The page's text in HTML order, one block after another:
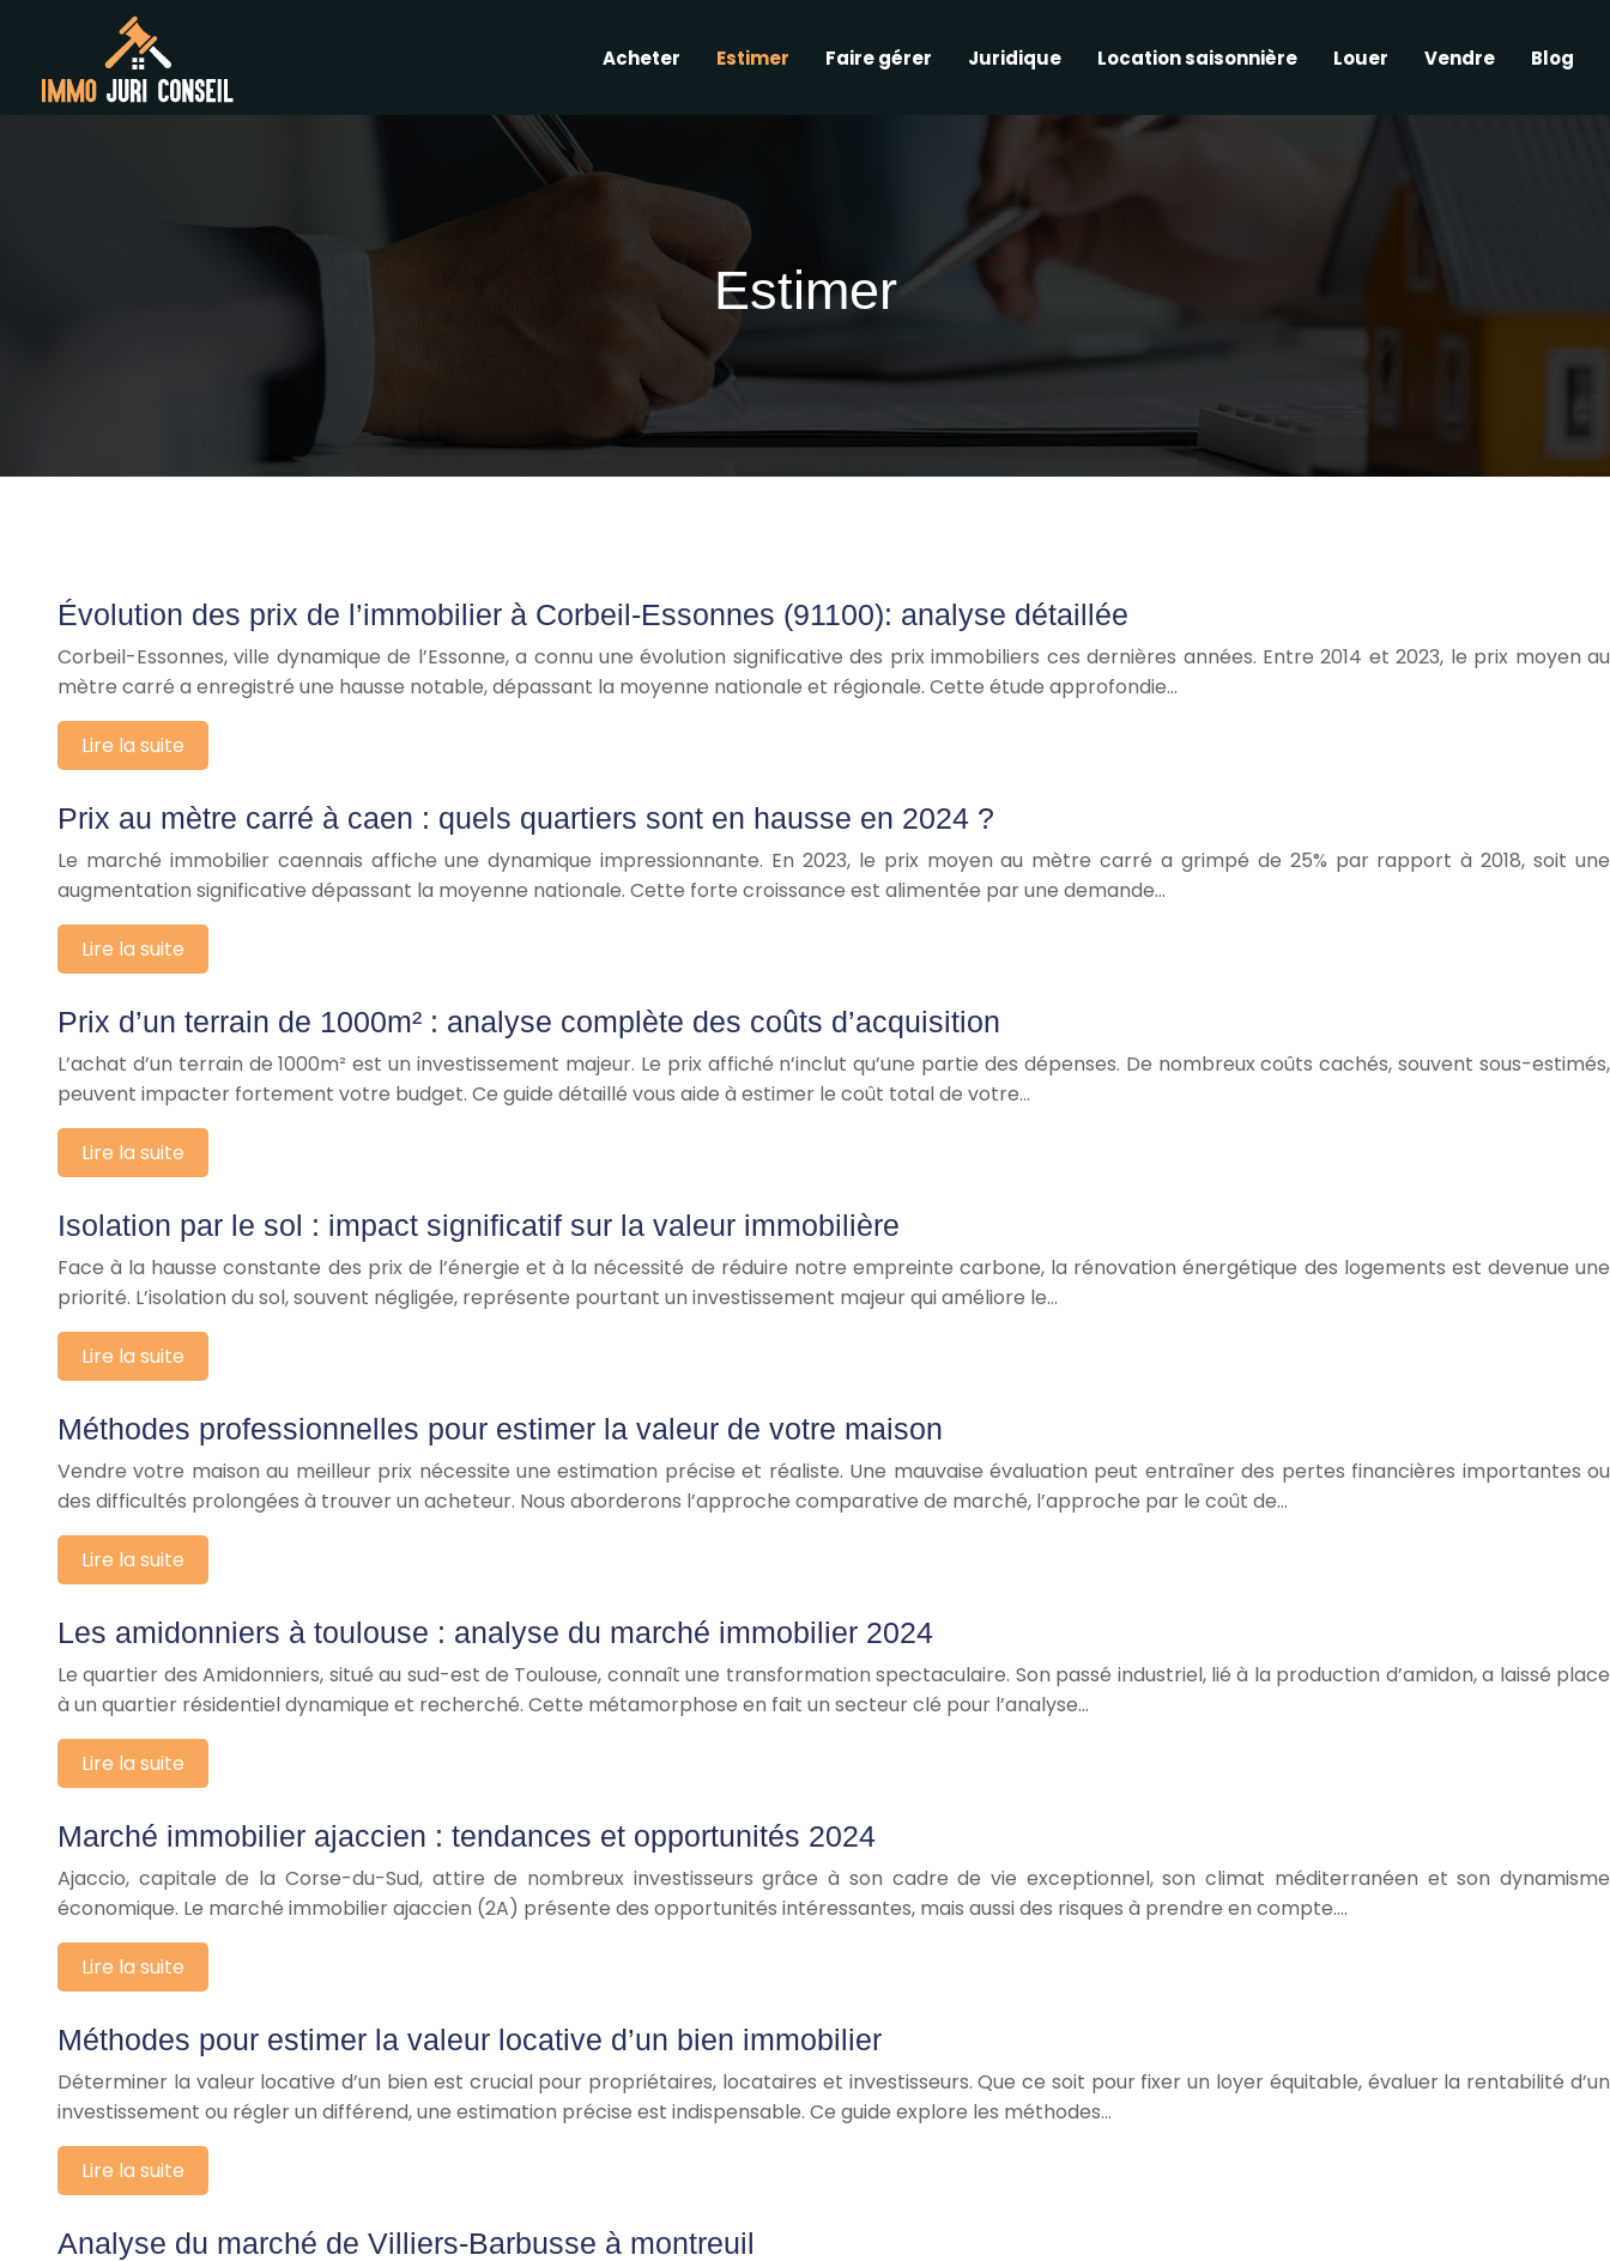
Acheter Estimer Faire gérer Juridique Location saisonnière Louer Vendre Blog
Estimer
Évolution des prix de l’immobilier à Corbeil-Essonnes (91100): analyse détaillée
Corbeil-Essonnes, ville dynamique de l’Essonne, a connu une évolution significative des prix immobiliers ces dernières années. Entre 2014 et 2023, le prix moyen au
mètre carré a enregistré une hausse notable, dépassant la moyenne nationale et régionale. Cette étude approfondie…
Lire la suite
Prix au mètre carré à caen : quels quartiers sont en hausse en 2024 ?
Le marché immobilier caennais affiche une dynamique impressionnante. En 2023, le prix moyen au mètre carré a grimpé de 25% par rapport à 2018, soit une
augmentation significative dépassant la moyenne nationale. Cette forte croissance est alimentée par une demande…
Lire la suite
Prix d’un terrain de 1000m² : analyse complète des coûts d’acquisition
L’achat d’un terrain de 1000m² est un investissement majeur. Le prix affiché n’inclut qu’une partie des dépenses. De nombreux coûts cachés, souvent sous-estimés,
peuvent impacter fortement votre budget. Ce guide détaillé vous aide à estimer le coût total de votre…
Lire la suite
Isolation par le sol : impact significatif sur la valeur immobilière
Face à la hausse constante des prix de l’énergie et à la nécessité de réduire notre empreinte carbone, la rénovation énergétique des logements est devenue une
priorité. L’isolation du sol, souvent négligée, représente pourtant un investissement majeur qui améliore le…
Lire la suite
Méthodes professionnelles pour estimer la valeur de votre maison
Vendre votre maison au meilleur prix nécessite une estimation précise et réaliste. Une mauvaise évaluation peut entraîner des pertes financières importantes ou
des difficultés prolongées à trouver un acheteur. Nous aborderons l’approche comparative de marché, l’approche par le coût de…
Lire la suite
Les amidonniers à toulouse : analyse du marché immobilier 2024
Le quartier des Amidonniers, situé au sud-est de Toulouse, connaît une transformation spectaculaire. Son passé industriel, lié à la production d’amidon, a laissé place
à un quartier résidentiel dynamique et recherché. Cette métamorphose en fait un secteur clé pour l’analyse…
Lire la suite
Marché immobilier ajaccien : tendances et opportunités 2024
Ajaccio, capitale de la Corse-du-Sud, attire de nombreux investisseurs grâce à son cadre de vie exceptionnel, son climat méditerranéen et son dynamisme
économique. Le marché immobilier ajaccien (2A) présente des opportunités intéressantes, mais aussi des risques à prendre en compte….
Lire la suite
Méthodes pour estimer la valeur locative d’un bien immobilier
Déterminer la valeur locative d’un bien est crucial pour propriétaires, locataires et investisseurs. Que ce soit pour fixer un loyer équitable, évaluer la rentabilité d’un
investissement ou régler un différend, une estimation précise est indispensable. Ce guide explore les méthodes…
Lire la suite
Analyse du marché de Villiers-Barbusse à montreuil